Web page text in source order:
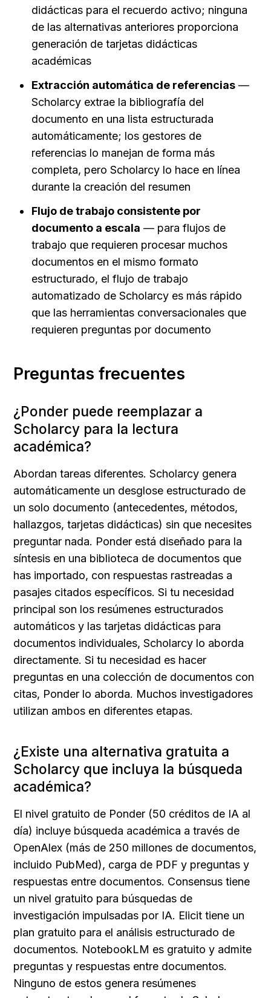
didácticas para el recuerdo activo; ninguna
de las alternativas anteriores proporciona
generación de tarjetas didácticas
académicas
Extracción automática de referencias —
Scholarcy extrae la bibliografía del
documento en una lista estructurada
automáticamente; los gestores de
referencias lo manejan de forma más
completa, pero Scholarcy lo hace en línea
durante la creación del resumen
Flujo de trabajo consistente por
documento a escala — para flujos de
trabajo que requieren procesar muchos
documentos en el mismo formato
estructurado, el flujo de trabajo
automatizado de Scholarcy es más rápido
que las herramientas conversacionales que
requieren preguntas por documento
Preguntas frecuentes
¿Ponder puede reemplazar a
Scholarcy para la lectura
académica?
Abordan tareas diferentes. Scholarcy genera
automáticamente un desglose estructurado de
un solo documento (antecedentes, métodos,
hallazgos, tarjetas didácticas) sin que necesites
preguntar nada. Ponder está diseñado para la
síntesis en una biblioteca de documentos que
has importado, con respuestas rastreadas a
pasajes citados específicos. Si tu necesidad
principal son los resúmenes estructurados
automáticos y las tarjetas didácticas para
documentos individuales, Scholarcy lo aborda
directamente. Si tu necesidad es hacer
preguntas en una colección de documentos con
citas, Ponder lo aborda. Muchos investigadores
utilizan ambos en diferentes etapas.
¿Existe una alternativa gratuita a
Scholarcy que incluya la búsqueda
académica?
El nivel gratuito de Ponder (50 créditos de IA al
día) incluye búsqueda académica a través de
OpenAlex (más de 250 millones de documentos,
incluido PubMed), carga de PDF y preguntas y
respuestas entre documentos. Consensus tiene
un nivel gratuito para búsquedas de
investigación impulsadas por IA. Elicit tiene un
plan gratuito para el análisis estructurado de
documentos. NotebookLM es gratuito y admite
preguntas y respuestas entre documentos.
Ninguno de estos genera resúmenes